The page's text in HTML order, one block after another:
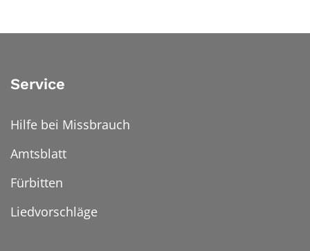
Service
Hilfe bei Missbrauch
Amtsblatt
Fürbitten
Liedvorschläge